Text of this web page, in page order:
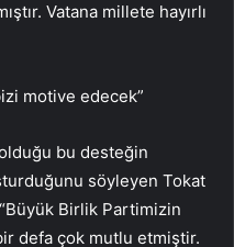
Vatana millete hayırlı
motive edecek”
bu desteğin
söyleyen Tokat
Birlik Partimizin
defa çok mutlu etmiştir.